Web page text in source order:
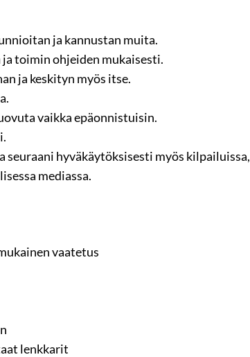
ja kannustan muita.
toimin ohjeiden mukaisesti.
ja keskityn myös itse.
vaikka epäonnistuisin.
seuraani hyväkäytöksisesti myös kilpailuissa,
mediassa.
vaatetus
lenkkarit